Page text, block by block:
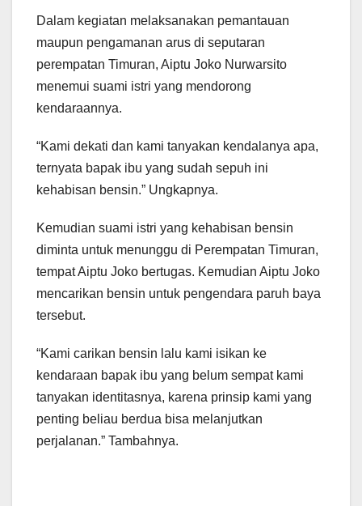
Dalam kegiatan melaksanakan pemantauan
maupun pengamanan arus di seputaran
perempatan Timuran, Aiptu Joko Nurwarsito
menemui suami istri yang mendorong
kendaraannya.
“Kami dekati dan kami tanyakan kendalanya apa,
ternyata bapak ibu yang sudah sepuh ini
kehabisan bensin.” Ungkapnya.
Kemudian suami istri yang kehabisan bensin
diminta untuk menunggu di Perempatan Timuran,
tempat Aiptu Joko bertugas. Kemudian Aiptu Joko
mencarikan bensin untuk pengendara paruh baya
tersebut.
“Kami carikan bensin lalu kami isikan ke
kendaraan bapak ibu yang belum sempat kami
tanyakan identitasnya, karena prinsip kami yang
penting beliau berdua bisa melanjutkan
perjalanan.” Tambahnya.